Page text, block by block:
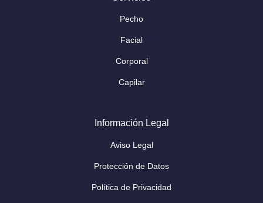
Pecho
Facial
Corporal
Capilar
Información Legal
Aviso Legal
Protección de Datos
Política de Privacidad